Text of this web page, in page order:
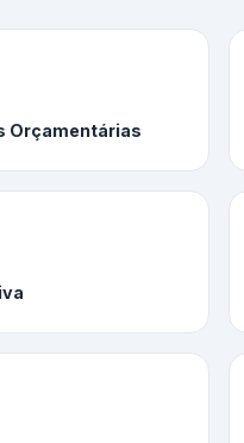
Orçamentárias